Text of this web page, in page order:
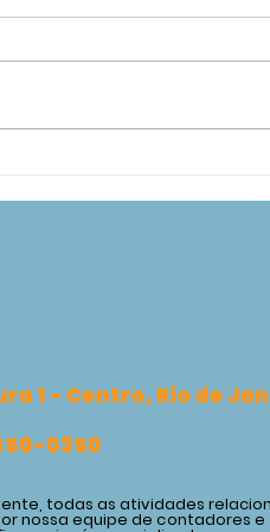
1 - Centro, Rio de
0350
todas as atividades
nossa equipe de contadores e